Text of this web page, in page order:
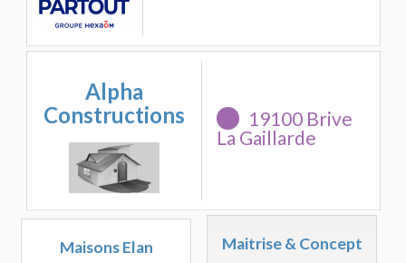
Alpha
Constructions
19100 Brive
La Gaillarde
Maisons Elan Maitrise & Concept